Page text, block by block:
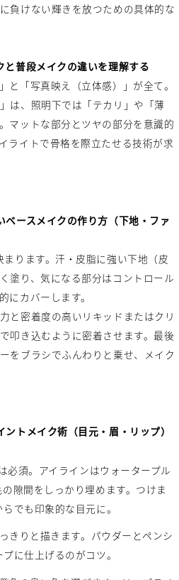
負けない輝きを放つための具体的な
普段メイクの違いを理解する
と「写真映え（立体感）」が全て。
は、照明下では「テカリ」や「薄
マットな部分とツヤの部分を意識的
ライトで骨格を際立たせる技術が求
ベースメイクの作り方（下地・ファ
ります。汗・皮脂に強い下地（皮
塗り、気になる部分はコントロール
にカバーします。
と密着度の高いリキッドまたはクリ
叩き込むように密着させます。最後
をブラシでふんわりと乗せ、メイク
トメイク術（目元・眉・リップ）
必須。アイラインはウォータープル
隙間をしっかり埋めます。つけま
でも印象的な目元に。
きりと描きます。パウダーとペンシ
に仕上げるのがコツ。